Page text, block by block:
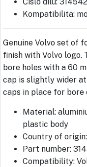
Kompatibilita:
Genuine Volvo set of
finish with Volvo logo.
bore holes with a 60
cap is slightly wider
caps in place for bore
Material:
plastic body
Country of
Part number:
Compatibility: